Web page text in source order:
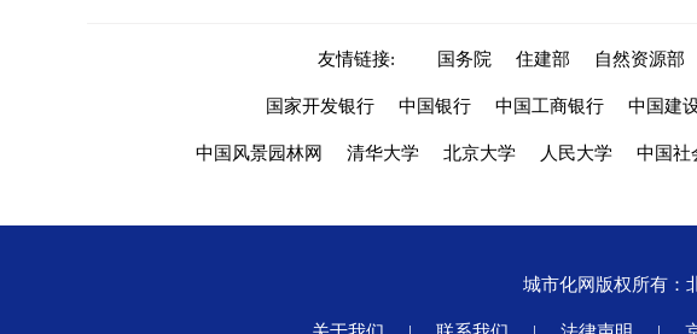
友情链接: 国务院 住建部 自然资源部
国家开发银行 中国银行 中国工商银行 中国建
中国风景园林网 清华大学 北京大学 人民大学 中国社
城市化网版权所有：